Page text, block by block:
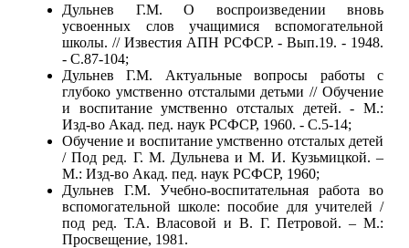
Дульнев Г.М. О воспроизведении вновь
усвоенных слов учащимися вспомогательной
школы. // Известия АПН РСФСР. - Вып.19. - 1948.
- С.87-104;
Дульнев Г.М. Актуальные вопросы работы с
глубоко умственно отсталыми детьми // Обучение
и воспитание умственно отсталых детей. - М.:
Изд-во Акад. пед. наук РСФСР, 1960. - С.5-14;
Обучение и воспитание умственно отсталых детей
/ Под ред. Г. М. Дульнева и М. И. Кузьмицкой. –
М.: Изд-во Акад. пед. наук РСФСР, 1960;
Дульнев Г.М. Учебно-воспитательная работа во
вспомогательной школе: пособие для учителей /
под ред. Т.А. Власовой и В. Г. Петровой. – М.:
Просвещение, 1981.